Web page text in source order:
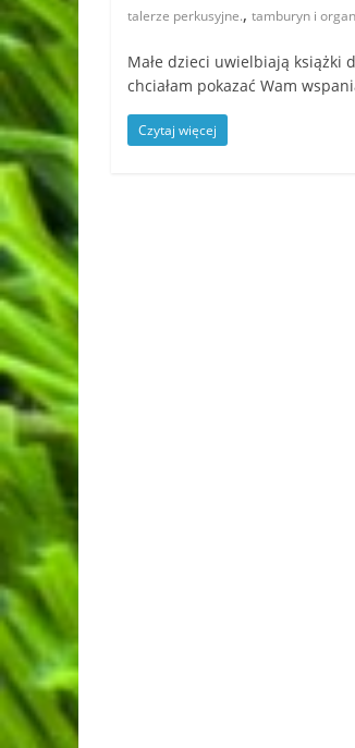
talerze perkusyjne., tamburyn i
Małe dzieci uwielbiają książki
chciałam pokazać Wam
Czytaj więcej